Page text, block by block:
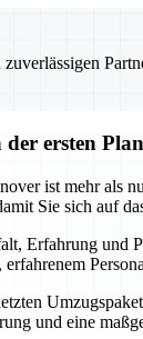
ersten
ist mehr als
Sie sich auf
Erfahrung und
und eine